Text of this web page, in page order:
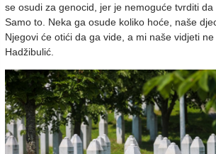
se osudi za genocid, jer je nemoguće tvrditi da
Samo to. Neka ga osude koliko hoće, naše
Njegovi će otići da ga vide, a mi naše vidjeti
Hadžibulić.